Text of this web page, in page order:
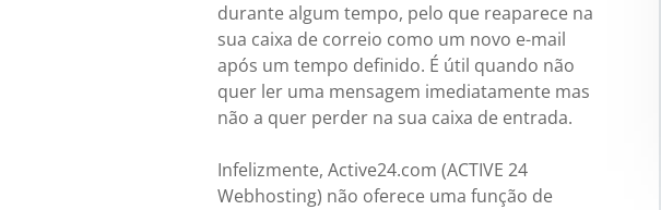
durante algum tempo, pelo que reaparece na
sua caixa de correio como um novo e-mail
após um tempo definido. É útil quando não
quer ler uma mensagem imediatamente mas
não a quer perder na sua caixa de entrada.
Infelizmente, Active24.com (ACTIVE 24
Webhosting) não oferece uma função de